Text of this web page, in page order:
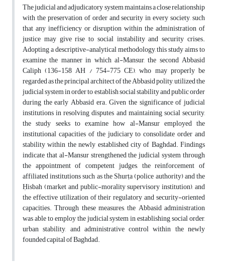
The judicial and adjudicatory system maintains a close relationship
with the preservation of order and security in every society, such
that any inefficiency or disruption within the administration of
justice may give rise to social instability and security crises.
Adopting a descriptive-analytical methodology, this study aims to
examine the manner in which al-Mansur, the second Abbasid
Caliph (136-158 AH / 754-775 CE), who may properly be
regarded as the principal architect of the Abbasid polity, utilized the
judicial system in order to establish social stability and public order
during the early Abbasid era. Given the significance of judicial
institutions in resolving disputes and maintaining social security,
the study seeks to examine how al-Mansur employed the
institutional capacities of the judiciary to consolidate order and
stability within the newly established city of Baghdad. Findings
indicate that al-Mansur strengthened the judicial system through
the appointment of competent judges, the reinforcement of
affiliated institutions such as the Shurṭa (police authority) and the
Ḥisbah (market and public-morality supervisory institution), and
the effective utilization of their regulatory and security-oriented
capacities. Through these measures, the Abbasid administration
was able to employ the judicial system in establishing social order,
urban stability, and administrative control within the newly
founded capital of Baghdad.